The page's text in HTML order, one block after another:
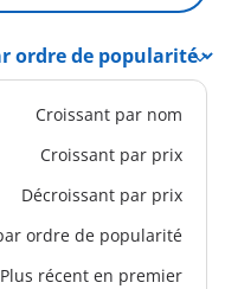
Croissant par nom
Croissant par prix
Décroissant par prix
ordre de popularité
Plus récent en premier
- Pelleteuse
avec ouvrier et
€
Au panier